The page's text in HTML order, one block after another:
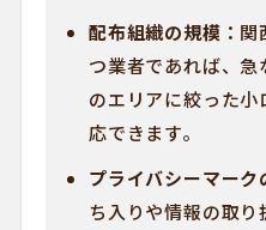
配布組織の規模： 関
つ業者であれば、
のエリアに絞った
応できます。
プライバシーマーク
ち入りや情報の取り